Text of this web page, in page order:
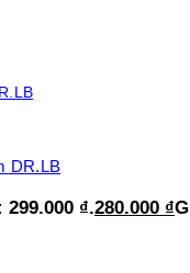
DR.LB
₫.280.000 ₫